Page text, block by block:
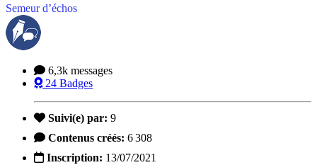
Semeur d’échos
6,3k messages
24 Badges
Suivi(e) par: 9
Contenus créés: 6 308
Inscription: 13/07/2021